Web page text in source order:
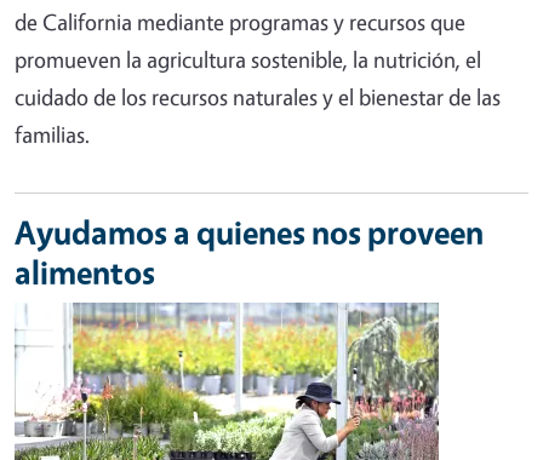
de California mediante programas y recursos que
promueven la agricultura sostenible, la nutrición, el
cuidado de los recursos naturales y el bienestar de las
familias.
Ayudamos a quienes nos proveen
alimentos